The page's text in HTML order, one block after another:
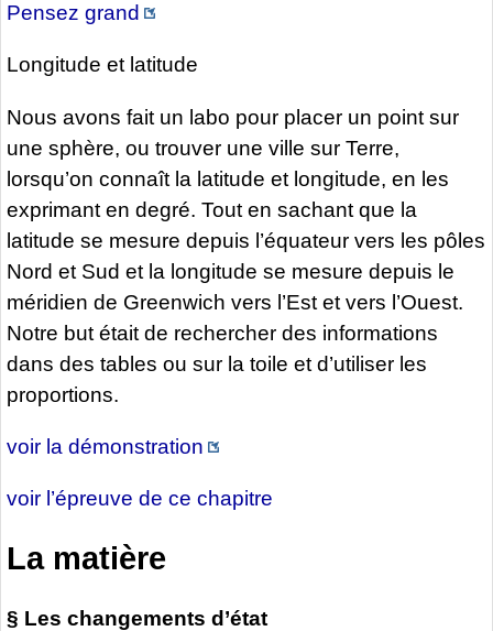
Pensez grand
Longitude et latitude
Nous avons fait un labo pour placer un point sur
une sphère, ou trouver une ville sur Terre,
lorsqu’on connaît la latitude et longitude, en les
exprimant en degré. Tout en sachant que la
latitude se mesure depuis l’équateur vers les pôles
Nord et Sud et la longitude se mesure depuis le
méridien de Greenwich vers l’Est et vers l’Ouest.
Notre but était de rechercher des informations
dans des tables ou sur la toile et d’utiliser les
proportions.
voir la démonstration
voir l’épreuve de ce chapitre
La matière
§ Les changements d’état